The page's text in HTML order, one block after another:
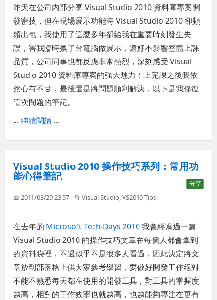
昨天在公司內部分享 Visual Studio 2010 資料庫專案開
發密技，但在現場展示功能時 Visual Studio 2010 卻頻
頻出包，我使用了這麼多年卻給我在重要時刻發生失
誤，害我臨時換了台電腦做展示，還好不影響整體上課
品質，公司同事也都反應非常熱烈，深刻感受 Visual
Studio 2010 資料庫專案的強大魅力！上完課之後我依
然心有不甘，最後還是將問題順利解決，以下是我修復
這次問題的筆記。
...繼續閱讀 ...
Visual Studio 2010 操作技巧系列：常用功
能心得筆記
分享
📅 2011/03/29 23:57 📁Visual Studio,VS2010 Tips
在去年的 Microsoft Tech‧Days 2010我曾經寫過一篇
Visual Studio 2010 的操作技巧文章在每個人都會拿到
的資料袋裡，不過似乎不是很多人看過，因此決定將文
章放到部落格上供大家參考學習，要做好開發工作絕對
不能不熟悉每天都在使用的開發工具，對工具的掌握度
越高，相對的工作效率也就越高，也越能夠專注在更有